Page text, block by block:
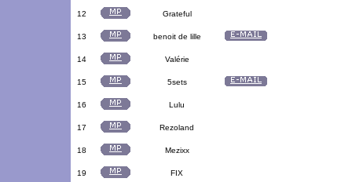
12 Grateful
13 benoit de lille
14 Valérie
15 5sets
16 Lulu
17 Rezoland
18 Mezixx
19 FIX